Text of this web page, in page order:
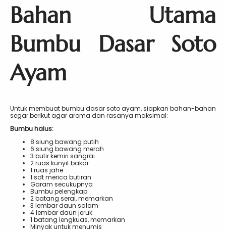
Bahan Utama
Bumbu Dasar Soto
Ayam
Untuk membuat bumbu dasar soto ayam, siapkan bahan-bahan
segar berikut agar aroma dan rasanya maksimal:
Bumbu halus:
8 siung bawang putih
6 siung bawang merah
3 butir kemiri sangrai
2 ruas kunyit bakar
1 ruas jahe
1 sdt merica butiran
Garam secukupnya
Bumbu pelengkap:
2 batang serai, memarkan
3 lembar daun salam
4 lembar daun jeruk
1 batang lengkuas, memarkan
Minyak untuk menumis